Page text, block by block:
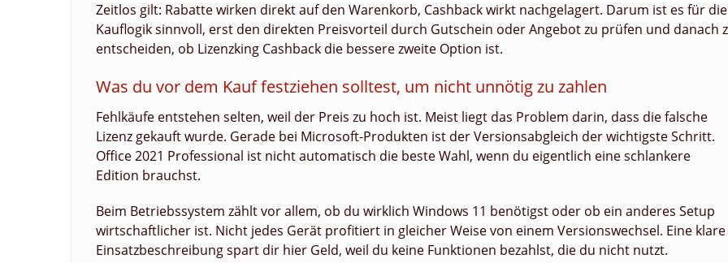
Zeitlos gilt: Rabatte wirken direkt auf den Warenkorb, Cashback wirkt nachgelagert. Darum ist es für die
Kauflogik sinnvoll, erst den direkten Preisvorteil durch Gutschein oder Angebot zu prüfen und danach
entscheiden, ob Lizenzking Cashback die bessere zweite Option ist.
Was du vor dem Kauf festziehen solltest, um nicht unnötig zu zahlen
Fehlkäufe entstehen selten, weil der Preis zu hoch ist. Meist liegt das Problem darin, dass die falsche
Lizenz gekauft wurde. Gerade bei Microsoft-Produkten ist der Versionsabgleich der wichtigste Schritt.
Office 2021 Professional ist nicht automatisch die beste Wahl, wenn du eigentlich eine schlankere
Edition brauchst.
Beim Betriebssystem zählt vor allem, ob du wirklich Windows 11 benötigst oder ob ein anderes Setup
wirtschaftlicher ist. Nicht jedes Gerät profitiert in gleicher Weise von einem Versionswechsel. Eine klare
Einsatzbeschreibung spart dir hier Geld, weil du keine Funktionen bezahlst, die du nicht nutzt.